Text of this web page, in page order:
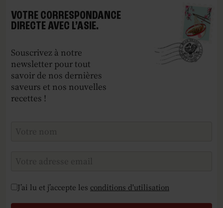
VOTRE CORRESPONDANCE
DIRECTE AVEC L’ASIE.
Souscrivez à notre
newsletter pour tout
savoir de nos dernières
saveurs et nos nouvelles
recettes !
Checkboxes*
J’ai lu et j’accepte les conditions d'utilisation